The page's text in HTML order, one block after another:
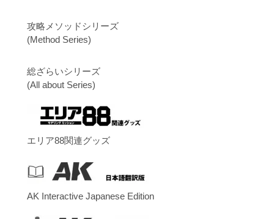
攻略メソッドシリーズ
(Method Series)
総ざらいシリーズ
(All about Series)
エリア88関連グッズ
AK Interactive Japanese Edition